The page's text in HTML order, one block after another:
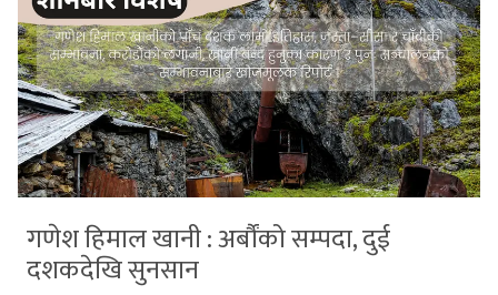
गणेश हिमाल खानी : अर्बौंको सम्पदा, दुई
दशकदेखि सुनसान